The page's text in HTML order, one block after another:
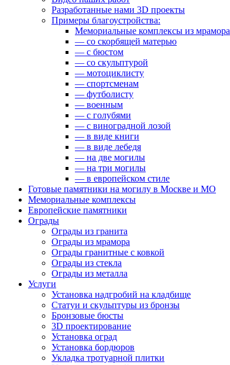
Разработанные нами 3D проекты
Примеры благоустройства:
Мемориальные комплексы из мрамора
— со скорбящей матерью
— с бюстом
— со скульптурой
— мотоциклисту
— спортсменам
— футболисту
— военным
— с голубями
— с виноградной лозой
— в виде книги
— в виде лебедя
— на две могилы
— на три могилы
— в европейском стиле
Готовые памятники на могилу в Москве и МО
Мемориальные комплексы
Европейские памятники
Ограды
Ограды из гранита
Ограды из мрамора
Ограды гранитные с ковкой
Ограды из стекла
Ограды из металла
Услуги
Установка надгробий на кладбище
Статуи и скульптуры из бронзы
Бронзовые бюсты
3D проектирование
Установка оград
Установка бордюров
Укладка тротуарной плитки